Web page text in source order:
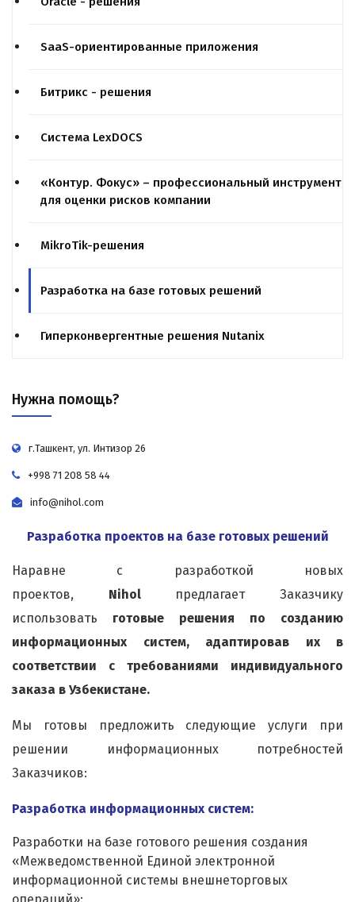
SaaS-ориентированные приложения
Битрикс - решения
Система LexDOCS
«Контур. Фокус» – профессиональный инструмент
для оценки рисков компании
MikroTik-решения
Разработка на базе готовых решений
Гиперконвергентные решения Nutanix
Нужна помощь?
г.Ташкент, ул. Интизор 26
+998 71 208 58 44
info@nihol.com
Разработка проектов на базе готовых решений
Наравне с разработкой новых
проектов, Nihol предлагает Заказчику
использовать готовые решения по созданию
информационных систем, адаптировав их в
соответствии с требованиями индивидуального
заказа в Узбекистане.
Мы готовы предложить следующие услуги при
решении информационных потребностей
Заказчиков:
Разработка информационных систем:
Разработки на базе готового решения создания
«Межведомственной Единой электронной
информационной системы внешнеторговых